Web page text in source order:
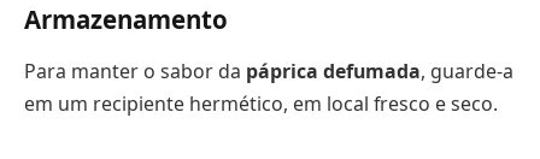
Armazenamento
Para manter o sabor da páprica defumada, guarde-a
em um recipiente hermético, em local fresco e seco.